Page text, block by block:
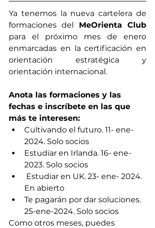
Ya tenemos la nueva cartelera de
formaciones del MeOrienta Club
para el próximo mes de enero
enmarcadas en la certificación en
orientación estratégica y
orientación internacional.
Anota las formaciones y las
fechas e inscríbete en las que
más te interesen:
Cultivando el futuro. 11- ene-
2024. Solo socios
Estudiar en Irlanda. 16- ene-
2023. Solo socios
Estudiar en UK. 23- ene- 2024.
En abierto
Te pagarán por dar soluciones.
25-ene-2024. Solo socios
Como otros meses, puedes